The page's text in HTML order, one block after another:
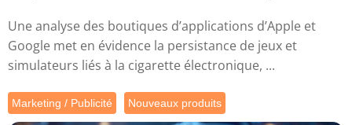
Une analyse des boutiques d’applications d’Apple et
Google met en évidence la persistance de jeux et
simulateurs liés à la cigarette électronique, ...
Marketing / Publicité Nouveaux produits